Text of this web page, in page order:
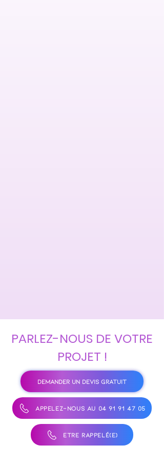
PARLEZ-NOUS DE VOTRE
PROJET !
DEMANDER UN DEVIS GRATUIT
APPELEZ-NOUS AU 04 91 91 47 05
ÊTRE RAPPELÉ(E)